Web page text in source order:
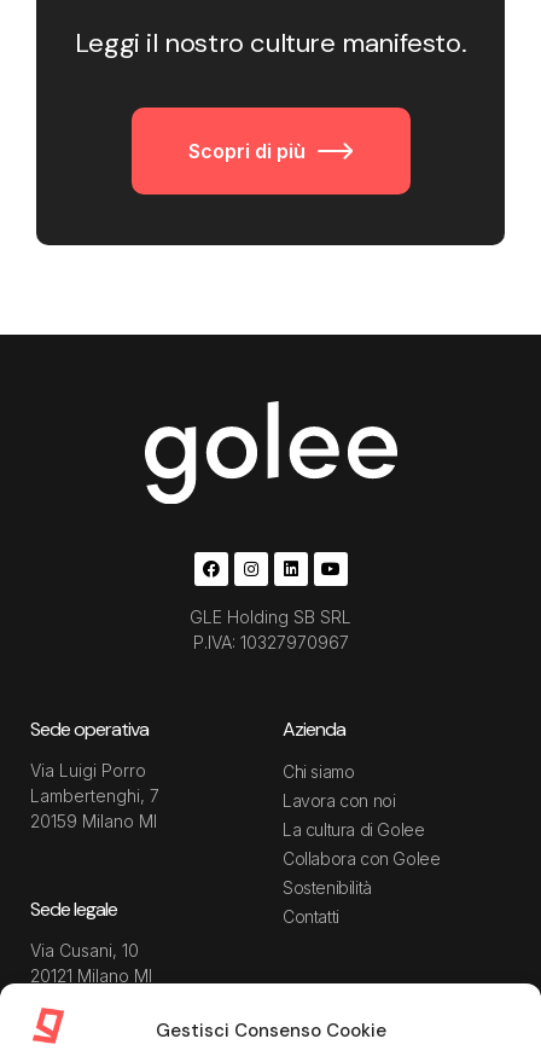
Gestisci Consenso Cookie
Leggi il nostro culture manifesto.
Scopri di più
GLE Holding SB SRL
P.IVA: 10327970967
Sede operativa
Via Luigi Porro
Lambertenghi, 7
20159 Milano MI
Sede legale
Via Cusani, 10
20121 Milano MI
Azienda
Chi siamo
Lavora con noi
La cultura di Golee
Collabora con Golee
Sostenibilità
Contatti